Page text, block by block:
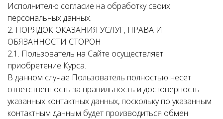
Исполнителю согласие на обработку своих
персональных данных.
2. ПОРЯДОК ОКАЗАНИЯ УСЛУГ, ПРАВА И
ОБЯЗАННОСТИ СТОРОН
2.1. Пользователь на Сайте осуществляет
приобретение Курса.
В данном случае Пользователь полностью несет
ответственность за правильность и достоверность
указанных контактных данных, поскольку по указанным
контактным данным будет производиться обмен